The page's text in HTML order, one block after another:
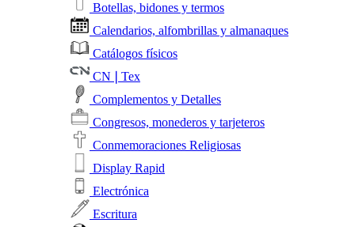
Botellas, bidones y termos
Calendarios, alfombrillas y almanaques
Catálogos físicos
CN❘Tex
Complementos y Detalles
Congresos, monederos y tarjeteros
Conmemoraciones Religiosas
Display Rapid
Electrónica
Escritura